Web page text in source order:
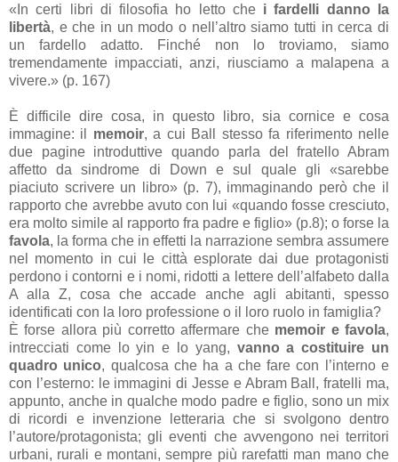
«In certi libri di filosofia ho letto che i fardelli danno la
libertà, e che in un modo o nell’altro siamo tutti in cerca di
un fardello adatto. Finché non lo troviamo, siamo
tremendamente impacciati, anzi, riusciamo a malapena a
vivere.» (p. 167)
È difficile dire cosa, in questo libro, sia cornice e cosa
immagine: il memoir, a cui Ball stesso fa riferimento nelle
due pagine introduttive quando parla del fratello Abram
affetto da sindrome di Down e sul quale gli «sarebbe
piaciuto scrivere un libro» (p. 7), immaginando però che il
rapporto che avrebbe avuto con lui «quando fosse cresciuto,
era molto simile al rapporto fra padre e figlio» (p.8); o forse la
favola, la forma che in effetti la narrazione sembra assumere
nel momento in cui le città esplorate dai due protagonisti
perdono i contorni e i nomi, ridotti a lettere dell’alfabeto dalla
A alla Z, cosa che accade anche agli abitanti, spesso
identificati con la loro professione o il loro ruolo in famiglia?
È forse allora più corretto affermare che memoir e favola,
intrecciati come lo yin e lo yang, vanno a costituire un
quadro unico, qualcosa che ha a che fare con l’interno e
con l’esterno: le immagini di Jesse e Abram Ball, fratelli ma,
appunto, anche in qualche modo padre e figlio, sono un mix
di ricordi e invenzione letteraria che si svolgono dentro
l’autore/protagonista; gli eventi che avvengono nei territori
urbani, rurali e montani, sempre più rarefatti man mano che